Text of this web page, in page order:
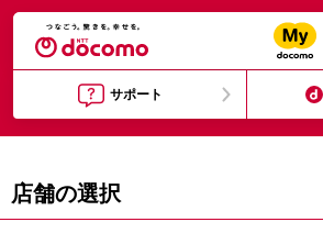
サポート
店舗の選択